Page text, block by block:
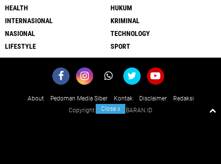
HEALTH
HUKUM
INTERNASIONAL
KRIMINAL
NASIONAL
TECHNOLOGY
LIFESTYLE
SPORT
About Pedoman Media Siber Kontak Disclaimer
Redaksi
Copyright ©2026 KABARAN.ID
Close x